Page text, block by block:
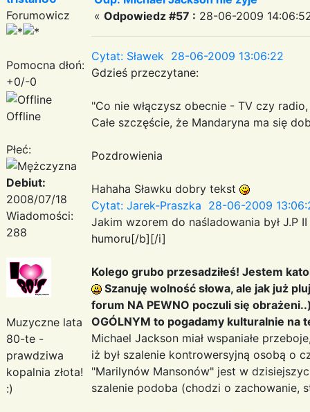
Forumowicz
Pomocna dłoń:
+0/-0
Offline
Płeć:
Debiut:
2008/07/18
Wiadomości:
288
Muzyczne lata
80-te -
prawdziwa
kopalnia złota!
:)
« Odpowiedz #57 : 28-06-2009
Cytat: Sławek 28-06-2009 13:06:22
Gdzieś przeczytane:
"Co nie włączysz obecnie - TV czy
Całe szczęście, że Mandaryna ma się
Pozdrowienia
Hahaha Sławku dobry tekst
Cytat: Jarek-Praszka 28-06-2009
Jakim wzorem do naśladowania był J.P
humoru[/b][/i]
Kolego grubo przesadziłeś! Jestem
Szanuję wolność słowa, ale jak już
forum NA PEWNO poczuli się
OGÓLNYM to pogadamy kulturalnie na
Michael Jackson miał wspaniałe
iż był szalenie kontrowersyjną osobą o
"Marilynów Mansonów" jest w
szalenie podoba (chodzi o zachowanie,